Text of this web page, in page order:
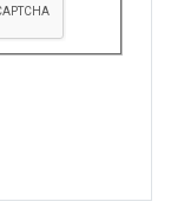
u een mens